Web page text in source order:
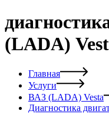
(LADA)
Главная
Услуги
ВАЗ (LADA) Vesta
Диагностика